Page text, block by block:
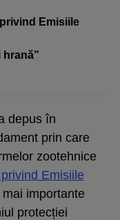
Emisiile
depus în
prin care
zootehnice
Emisiile
importante
protecției